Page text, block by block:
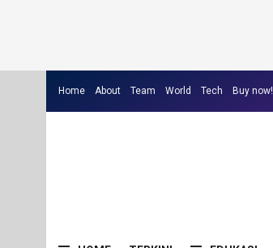
Home About Team World Tech Buy now!